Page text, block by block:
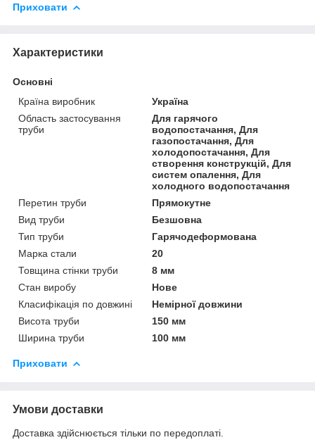
Приховати
Характеристики
Основні
Країна виробник
Україна
Область застосування
труби
Для гарячого
водопостачання, Для
газопостачання, Для
холодопостачання, Для
створення конструкцій, Для
систем опалення, Для
холодного водопостачання
Перетин труби
Прямокутне
Вид труби
Безшовна
Тип труби
Гарячодеформована
Марка стали
20
Товщина стінки труби
8 мм
Стан виробу
Нове
Класифікація по довжині
Немірної довжини
Висота труби
150 мм
Ширина труби
100 мм
Приховати
Умови доставки
Доставка здійснюється тільки по передоплаті.